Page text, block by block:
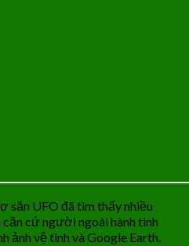
săn UFO đã tìm thấy nhiều
căn cứ người ngoài hành tinh
ảnh vệ tinh và Google Earth.